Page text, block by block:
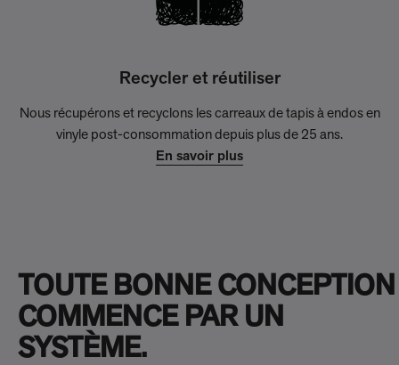
Recycler et réutiliser
Nous récupérons et recyclons les carreaux de tapis à endos en
vinyle post-consommation depuis plus de 25 ans.
En savoir plus
TOUTE BONNE CONCEPTION
COMMENCE PAR UN
SYSTÈME.